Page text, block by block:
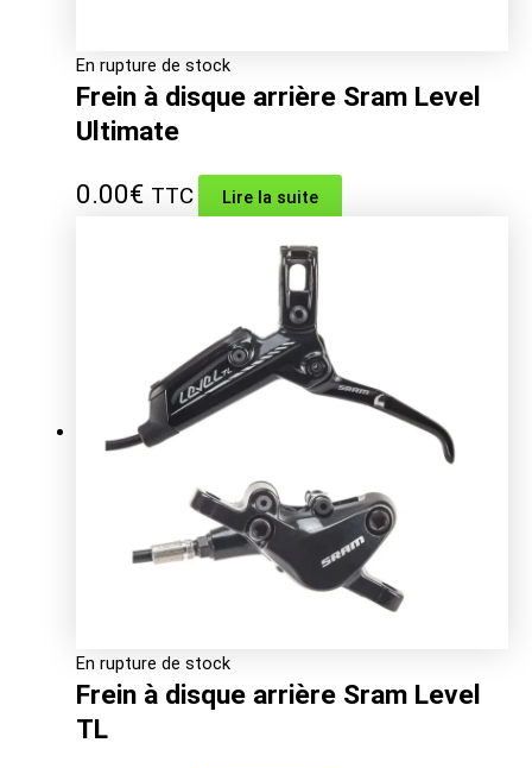
En rupture de stock
Frein à disque arrière Sram Level
Ultimate
0.00€ TTC Lire la suite
En rupture de stock
Frein à disque arrière Sram Level
TL